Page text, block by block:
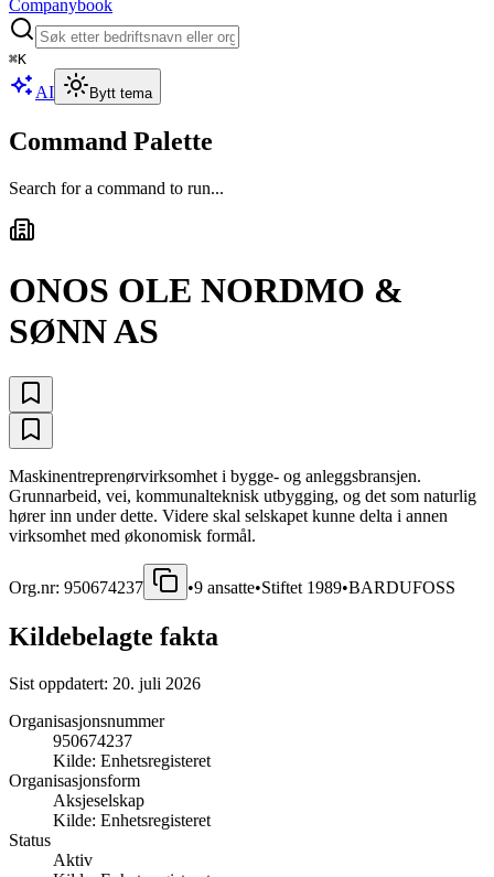
Companybook
⌘K
AI Bytt tema
Command Palette
Search for a command to run...
ONOS OLE NORDMO &
SØNN AS
Maskinentreprenørvirksomhet i bygge- og anleggsbransjen.
Grunnarbeid, vei, kommunalteknisk utbygging, og det som naturlig
hører inn under dette. Videre skal selskapet kunne delta i annen
virksomhet med økonomisk formål.
Org.nr: 950674237 •9 ansatte•Stiftet 1989•BARDUFOSS
Kildebelagte fakta
Sist oppdatert: 20. juli 2026
Organisasjonsnummer
950674237
Kilde: Enhetsregisteret
Organisasjonsform
Aksjeselskap
Kilde: Enhetsregisteret
Status
Aktiv